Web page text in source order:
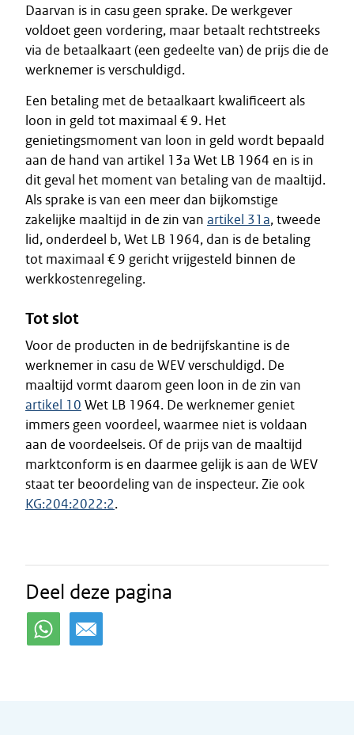
Daarvan is in casu geen sprake. De werkgever
voldoet geen vordering, maar betaalt rechtstreeks
via de betaalkaart (een gedeelte van) de prijs die de
werknemer is verschuldigd.
Een betaling met de betaalkaart kwalificeert als
loon in geld tot maximaal € 9. Het
genietingsmoment van loon in geld wordt bepaald
aan de hand van artikel 13a Wet LB 1964 en is in
dit geval het moment van betaling van de maaltijd.
Als sprake is van een meer dan bijkomstige
zakelijke maaltijd in de zin van artikel 31a, tweede
lid, onderdeel b, Wet LB 1964, dan is de betaling
tot maximaal € 9 gericht vrijgesteld binnen de
werkkostenregeling.
Tot slot
Voor de producten in de bedrijfskantine is de
werknemer in casu de WEV verschuldigd. De
maaltijd vormt daarom geen loon in de zin van
artikel 10 Wet LB 1964. De werknemer geniet
immers geen voordeel, waarmee niet is voldaan
aan de voordeelseis. Of de prijs van de maaltijd
marktconform is en daarmee gelijk is aan de WEV
staat ter beoordeling van de inspecteur. Zie ook
KG:204:2022:2.
Deel deze pagina